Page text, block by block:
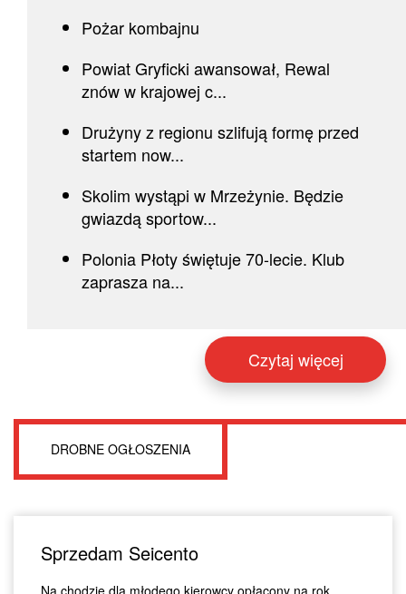
Pożar kombajnu
Powiat Gryficki awansował, Rewal
znów w krajowej c...
Drużyny z regionu szlifują formę przed
startem now...
Skolim wystąpi w Mrzeżynie. Będzie
gwiazdą sportow...
Polonia Płoty świętuje 70-lecie. Klub
zaprasza na...
Czytaj więcej
DROBNE OGŁOSZENIA
Sprzedam Seicento